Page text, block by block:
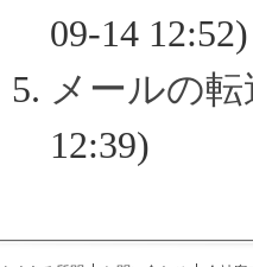
09-14 12:52)
メールの
12:39)